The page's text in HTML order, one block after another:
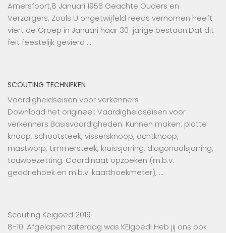
Amersfoort,8 Januari 1956 Geachte Ouders en
Verzorgers, Zoals U ongetwijfeld reeds vernomen heeft
viert de Groep in Januari haar 30-jarige bestaan.Dat dit
feit feestelijk gevierd …
SCOUTING TECHNIEKEN
Vaardigheidseisen voor verkenners
Download het origineel: Vaardigheidseisen voor
verkenners Basisvaardigheden: Kunnen maken: platte
knoop, schootsteek, vissersknoop, achtknoop,
mastworp, timmersteek, kruissjorring, diagonaalsjorring,
touwbezetting. Coordinaat opzoeken (m.b.v.
geodriehoek en m.b.v. kaarthoekmeter), …
Scouting Keigoed 2019
8-10: Afgelopen zaterdag was KEIgoed! Heb jij ons ook